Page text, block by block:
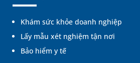
Khám sức khỏe doanh nghiệp
Lấy mẫu xét nghiệm tận nơi
Bảo hiểm y tế